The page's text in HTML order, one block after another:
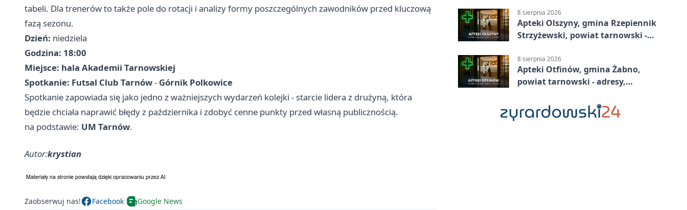
tabeli. Dla trenerów to także pole do rotacji i analizy formy poszczególnych zawodników przed kluczową
fazą sezonu.
Dzień: niedziela
Godzina: 18:00
Miejsce: hala Akademii Tarnowskiej
Spotkanie: Futsal Club Tarnów- Górnik Polkowice
Spotkanie zapowiada się jako jedno z ważniejszych wydarzeń kolejki - starcie lidera z drużyną, która
będzie chciała naprawić błędy z października i zdobyć cenne punkty przed własną publicznością.
na podstawie: UM Tarnów.
Autor:krystian
Zaobserwuj nas! Facebook Google News
8 sierpnia 2026
Apteki Olszyny, gmina Rzepiennik
Strzyżewski, powiat tarnowski -
8 sierpnia 2026
Apteki Otfinów, gmina Żabno,
powiat tarnowski - adresy,